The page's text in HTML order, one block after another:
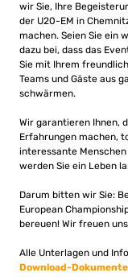
wir Sie, Ihre
der U20-EM in
machen. Seien Sie ein
dazu bei, dass das
Sie mit Ihrem
Teams und Gäste aus
schwärmen.
Wir garantieren Ihnen,
Erfahrungen machen,
interessante
werden Sie ein Leben
Darum bitten wir Sie:
European
bereuen! Wir freuen
Alle Unterlagen und
Download-